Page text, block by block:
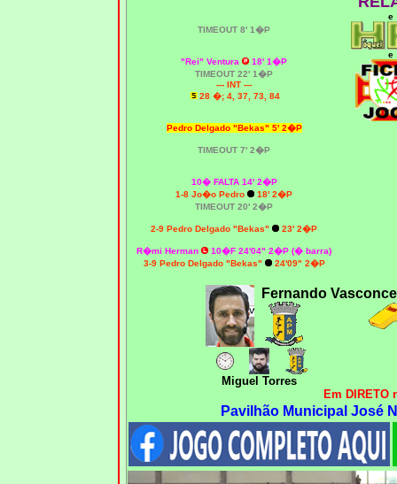
TIMEOUT 8' 1�P
"Rei" Ventura
18' 1�P
TIMEOUT 22' 1�P
--- INT ---
28 �; 4, 37, 73, 84
Pedro Delgado "Bekas" 5' 2�P
TIMEOUT 7' 2�P
10� FALTA 14' 2�P
1-8 Jo�o Pedro
18' 2�P
TIMEOUT 20' 2�P
2-9 Pedro Delgado "Bekas" 23' 2�P
R�mi Herman
10�F 24'04" 2�P (� barra)
3-9 Pedro Delgado "Bekas" 24'09" 2�P
e
e
Fernando
Miguel Torres
Em DIRETO
Pavilhão Municipal José